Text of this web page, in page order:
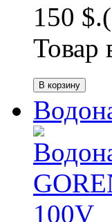
150 $.
Товар